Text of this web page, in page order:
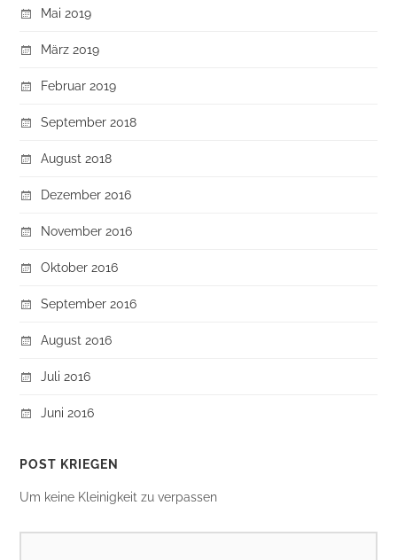
Mai 2019
März 2019
Februar 2019
September 2018
August 2018
Dezember 2016
November 2016
Oktober 2016
September 2016
August 2016
Juli 2016
Juni 2016
POST KRIEGEN
Um keine Kleinigkeit zu verpassen